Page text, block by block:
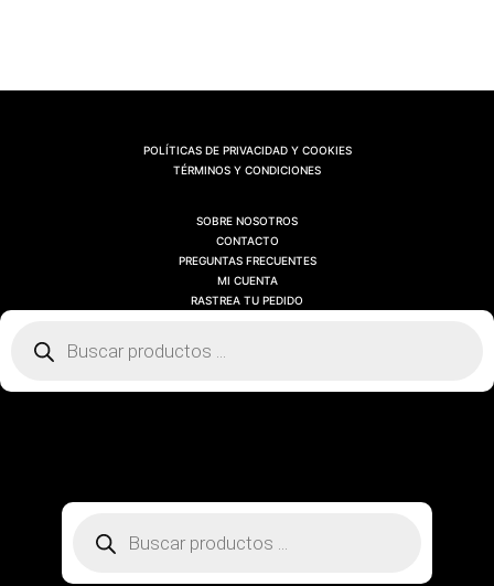
POLÍTICAS DE PRIVACIDAD Y COOKIES
TÉRMINOS Y CONDICIONES
SOBRE NOSOTROS
CONTACTO
PREGUNTAS FRECUENTES
MI CUENTA
RASTREA TU PEDIDO
Búsqueda
Búsqueda